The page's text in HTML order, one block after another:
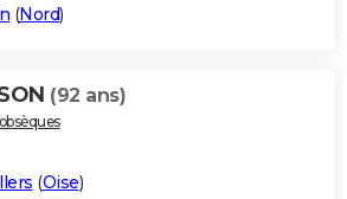
(Nord)
(92 ans)
(Oise)